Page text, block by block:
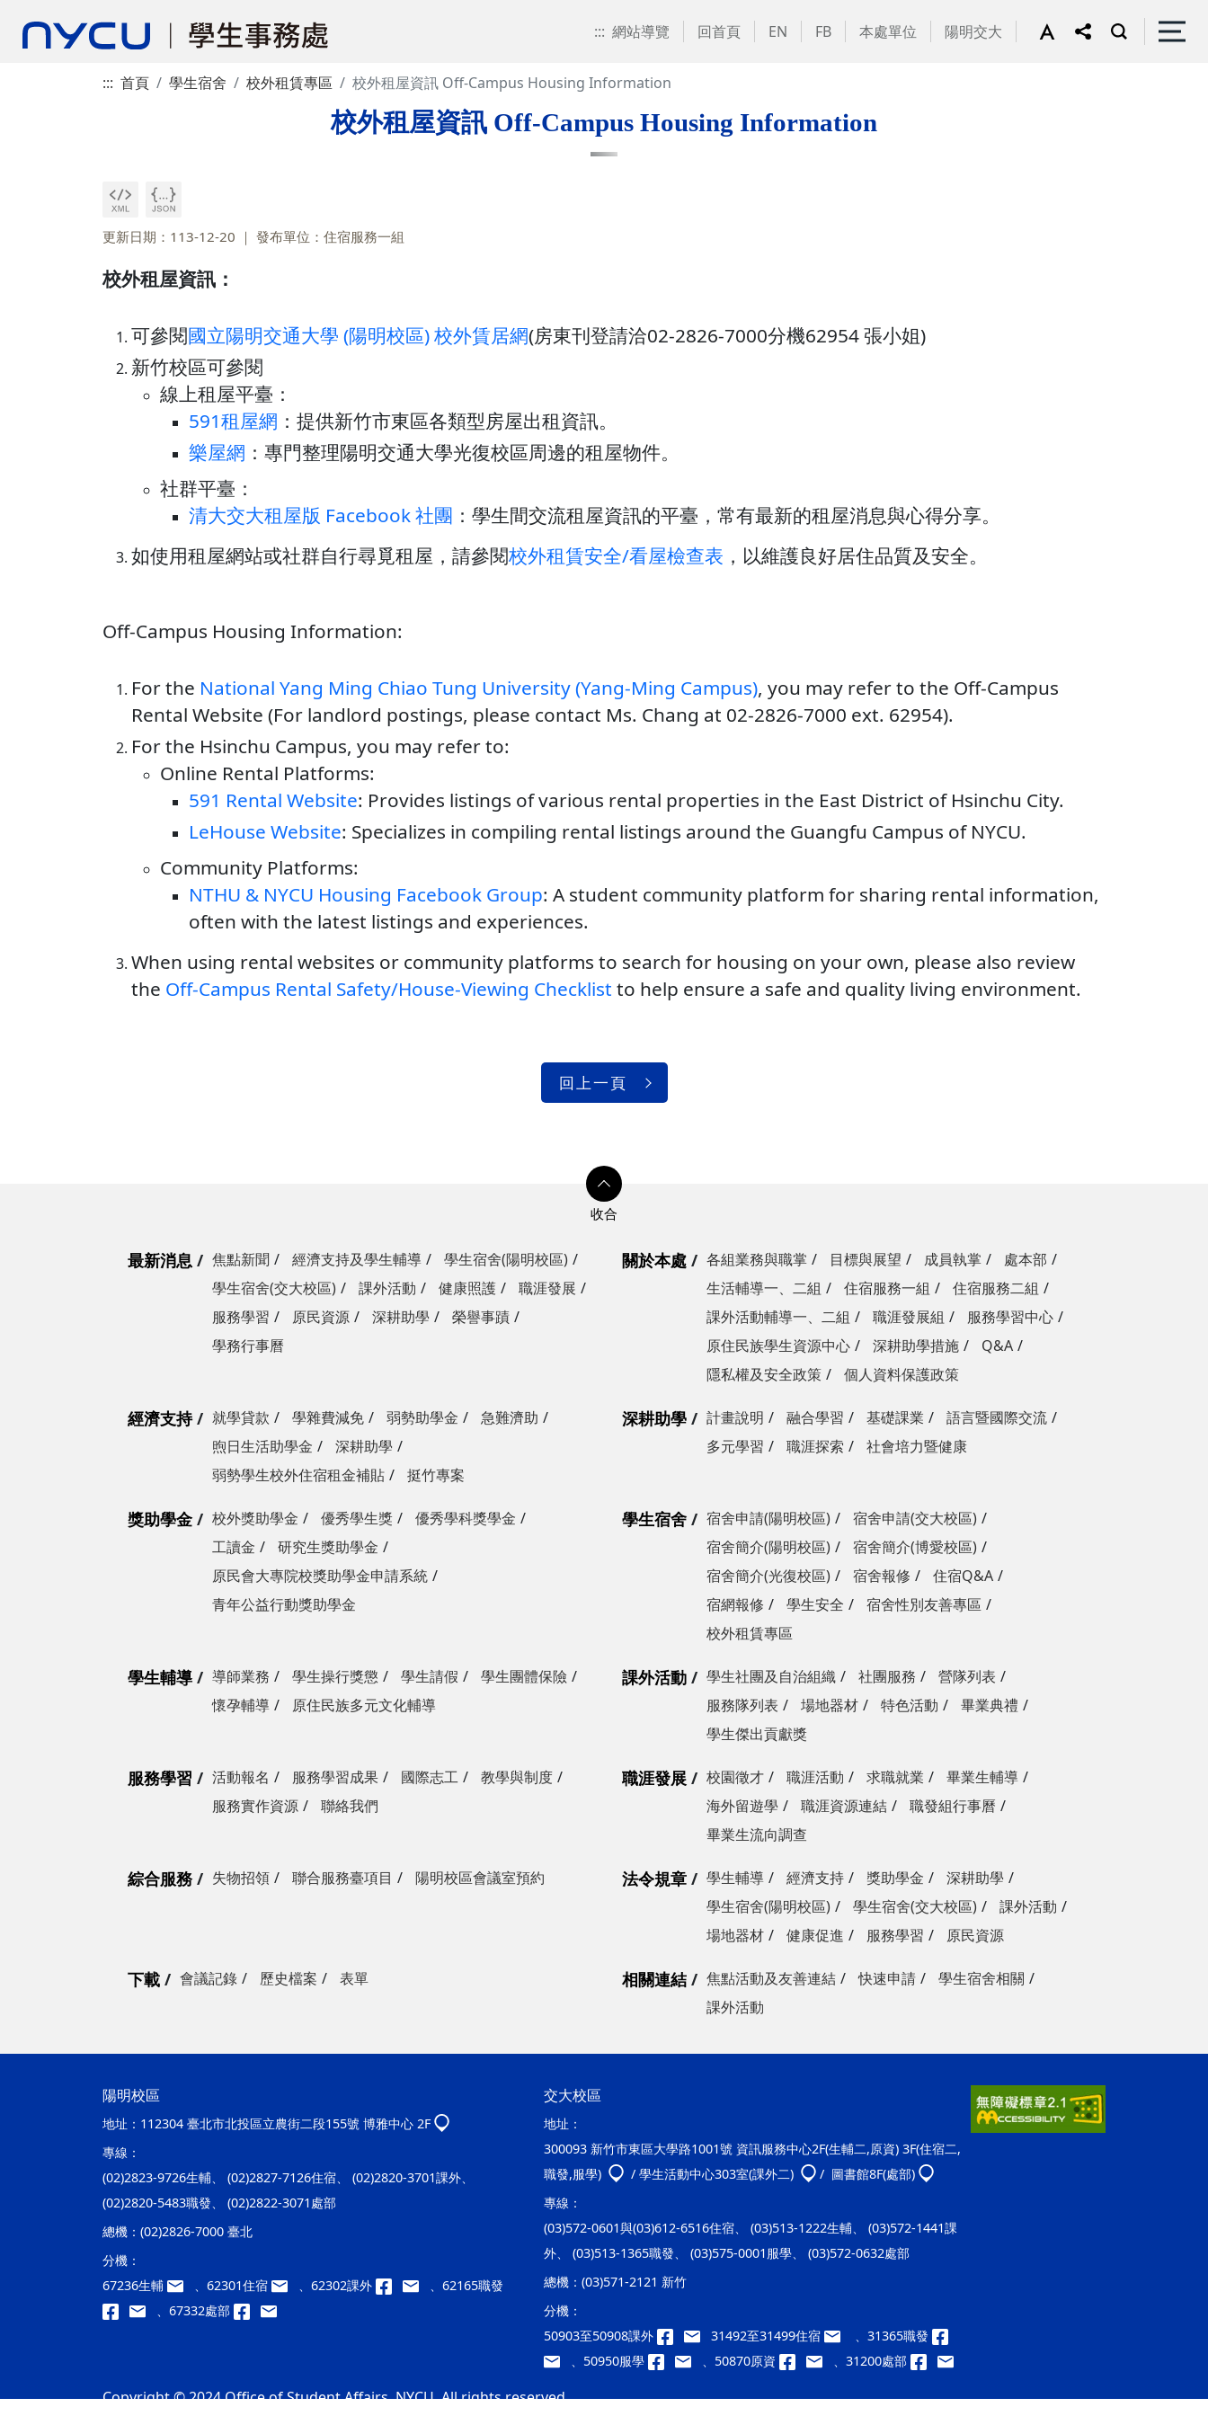
::: 網站導覽 回首頁 EN FB 本處單位 陽明交大
::: 首頁 學生宿舍 校外租賃專區 校外租屋資訊 Off-Campus Housing Information
校外租屋資訊 Off-Campus Housing Information
更新日期：113-12-20 發布單位：住宿服務一組
校外租屋資訊：
可參閱國立陽明交通大學 (陽明校區) 校外賃居網(房東刊登請洽02-2826-7000分機62954 張小姐)
新竹校區可參閱
​​​​​​​​​​​​​​​​​​​​​線上租屋平臺：
591租屋網 ：提供新竹市東區各類型房屋出租資訊。
樂屋網 ：專門整理陽明交通大學光復校區周邊的租屋物件。
社群平臺：
清大交大租屋版 Facebook 社團 ：學生間交流租屋資訊的平臺，常有最新的租屋消息與心得分享。
如使用租屋網站或社群自行尋覓租屋，請參閱校外租賃安全/看屋檢查表 ，以維護良好居住品質及安全。
Off-Campus Housing Information:
For the National Yang Ming Chiao Tung University (Yang-Ming Campus), you may refer to the Off-Campus
Rental Website (For landlord postings, please contact Ms. Chang at 02-2826-7000 ext. 62954).
For the Hsinchu Campus, you may refer to:
Online Rental Platforms:
591 Rental Website: Provides listings of various rental properties in the East District of Hsinchu City.
LeHouse Website: Specializes in compiling rental listings around the Guangfu Campus of NYCU.
Community Platforms:
NTHU & NYCU Housing Facebook Group: A student community platform for sharing rental information,
often with the latest listings and experiences.
When using rental websites or community platforms to search for housing on your own, please also review
the Off-Campus Rental Safety/House-Viewing Checklist to help ensure a safe and quality living environment.
回上一頁
最新消息 焦點新聞 經濟支持及學生輔導
學生宿舍(陽明校區)
學生宿舍(交大校區)
課外活動 健康照護
職涯發展
服務學習
原民資源 深耕助學
榮譽事蹟
學務行事曆
關於本處 各組業務與職掌 目標與展望 成員執掌
處本部
生活輔導一、二組
住宿服務一組
住宿服務二組
課外活動輔導一、二組
職涯發展組
服務學習中心
原住民族學生資源中心
深耕助學措施
Q&A
隱私權及安全政策
個人資料保護政策
經濟支持 就學貸款 學雜費減免 弱勢助學金
急難濟助
煦日生活助學金
深耕助學
弱勢學生校外住宿租金補貼
挺竹專案
深耕助學 計畫說明 融合學習 基礎課業
語言暨國際交流
多元學習
職涯探索 社會培力暨健康
獎助學金 校外獎助學金 優秀學生獎
優秀學科獎學金
工讀金
研究生獎助學金
原民會大專院校獎助學金申請系統
青年公益行動獎助學金
學生宿舍 宿舍申請(陽明校區)
宿舍申請(交大校區)
宿舍簡介(陽明校區)
宿舍簡介(博愛校區)
宿舍簡介(光復校區)
宿舍報修
住宿Q&A
宿網報修
學生安全
宿舍性別友善專區
校外租賃專區
學生輔導 導師業務 學生操行獎懲 學生請假
學生團體保險
懷孕輔導
原住民族多元文化輔導
課外活動 學生社團及自治組織 社團服務
營隊列表
服務隊列表
場地器材 特色活動
畢業典禮
學生傑出貢獻獎
服務學習 活動報名 服務學習成果 國際志工
教學與制度
服務實作資源
聯絡我們
職涯發展 校園徵才 職涯活動 求職就業
畢業生輔導
海外留遊學
職涯資源連結
職發組行事曆
畢業生流向調查
綜合服務 失物招領 聯合服務臺項目 陽明校區會議室預約 法令規章 學生輔導 經濟支持 獎助學金
深耕助學
學生宿舍(陽明校區)
學生宿舍(交大校區)
課外活動
場地器材
健康促進 服務學習 原民資源
下載 會議記錄 歷史檔案 表單 相關連結 焦點活動及友善連結 快速申請
學生宿舍相關
課外活動
陽明校區
地址： 112304 臺北市北投區立農街二段155號 博雅中心 2F
專線：
(02)2823-9726生輔、 (02)2827-7126住宿、 (02)2820-3701課外、
(02)2820-5483職發、 (02)2822-3071處部
總機： (02)2826-7000 臺北
分機：
67236生輔
、62301住宿 、62302課外
、62165職發
、67332處部
交大校區
地址：
300093 新竹市東區大學路1001號 資訊服務中心2F(生輔二,原資) 3F(住宿二,
職發,服學)
/ 學生活動中心303室(課外二)
/ 圖書館8F(處部)
專線：
(03)572-0601與(03)612-6516住宿、 (03)513-1222生輔、 (03)572-1441課
外、 (03)513-1365職發、 (03)575-0001服學、 (03)572-0632處部
總機：(03)571-2121 新竹
分機：
50903至50908課外
31492至31499住宿
、31365職發
、50950服學
、50870原資 、31200處部
Copyright © 2024 Office of Student Affairs, NYCU. All rights reserved.